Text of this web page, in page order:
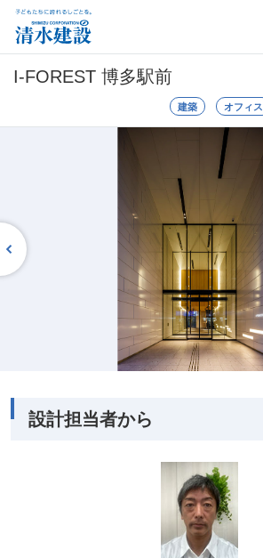
I-FOREST 博多駅前
建築 オフィス
設計担当者から